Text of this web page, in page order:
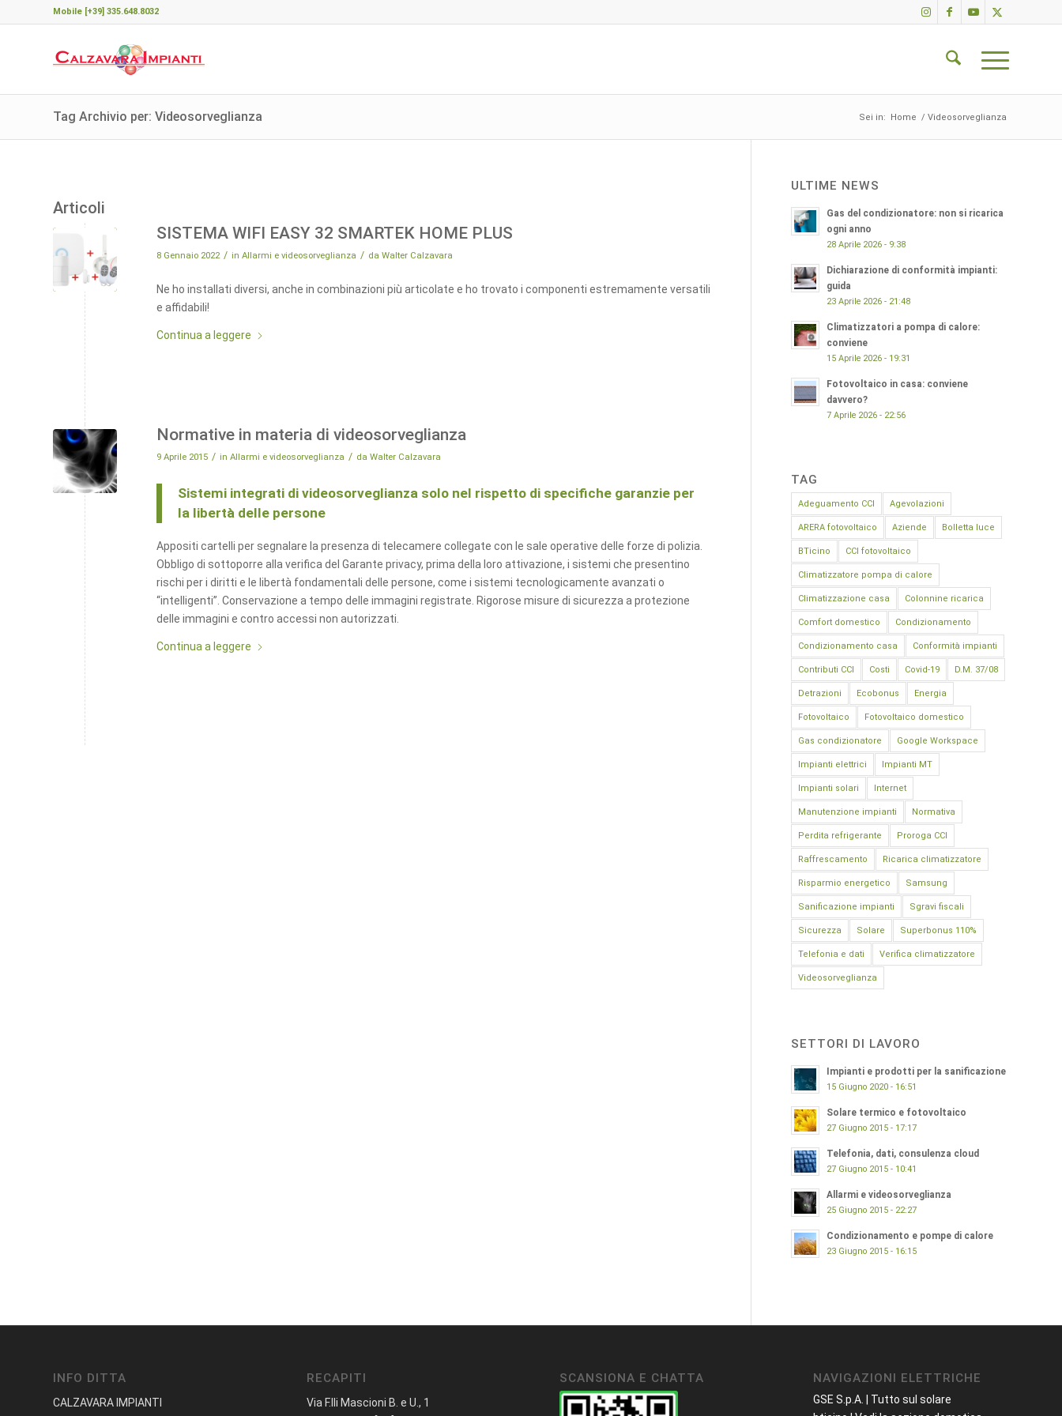
Mobile [+39] 335.648.8032
Tag Archivio per: Videosorveglianza Sei in: Home / Videosorveglianza
Articoli
SISTEMA WIFI EASY 32 SMARTEK HOME PLUS
8 Gennaio 2022 / in Allarmi e videosorveglianza / da Walter Calzavara
Ne ho installati diversi, anche in combinazioni più articolate e ho trovato i componenti estremamente versatili
e affidabili!
Continua a leggere
Normative in materia di videosorveglianza
9 Aprile 2015 / in Allarmi e videosorveglianza / da Walter Calzavara
Sistemi integrati di videosorveglianza solo nel rispetto di specifiche garanzie per
la libertà delle persone
Appositi cartelli per segnalare la presenza di telecamere collegate con le sale operative delle forze di polizia.
Obbligo di sottoporre alla verifica del Garante privacy, prima della loro attivazione, i sistemi che presentino
rischi per i diritti e le libertà fondamentali delle persone, come i sistemi tecnologicamente avanzati o
“intelligenti”. Conservazione a tempo delle immagini registrate. Rigorose misure di sicurezza a protezione
delle immagini e contro accessi non autorizzati.
Continua a leggere
ULTIME NEWS
Gas del condizionatore: non si ricarica
ogni anno
28 Aprile 2026 - 9:38
Dichiarazione di conformità impianti:
guida
23 Aprile 2026 - 21:48
Climatizzatori a pompa di calore:
conviene
15 Aprile 2026 - 19:31
Fotovoltaico in casa: conviene
davvero?
7 Aprile 2026 - 22:56
TAG
Adeguamento CCI Agevolazioni
ARERA fotovoltaico Aziende Bolletta luce
BTicino CCI fotovoltaico
Climatizzatore pompa di calore
Climatizzazione casa Colonnine ricarica
Comfort domestico Condizionamento
Condizionamento casa Conformità impianti
Contributi CCI Costi Covid-19 D.M. 37/08
Detrazioni Ecobonus Energia
Fotovoltaico Fotovoltaico domestico
Gas condizionatore Google Workspace
Impianti elettrici Impianti MT
Impianti solari Internet
Manutenzione impianti Normativa
Perdita refrigerante Proroga CCI
Raffrescamento Ricarica climatizzatore
Risparmio energetico Samsung
Sanificazione impianti Sgravi fiscali
Sicurezza Solare Superbonus 110%
Telefonia e dati Verifica climatizzatore
Videosorveglianza
SETTORI DI LAVORO
Impianti e prodotti per la sanificazione
15 Giugno 2020 - 16:51
Solare termico e fotovoltaico
27 Giugno 2015 - 17:17
Telefonia, dati, consulenza cloud
27 Giugno 2015 - 10:41
Allarmi e videosorveglianza
25 Giugno 2015 - 22:27
Condizionamento e pompe di calore
23 Giugno 2015 - 16:15
INFO DITTA
CALZAVARA IMPIANTI
RECAPITI
Via F.lli Mascioni B. e U., 1
SCANSIONA E CHATTA NAVIGAZIONI ELETTRICHE
GSE S.p.A. | Tutto sul solare